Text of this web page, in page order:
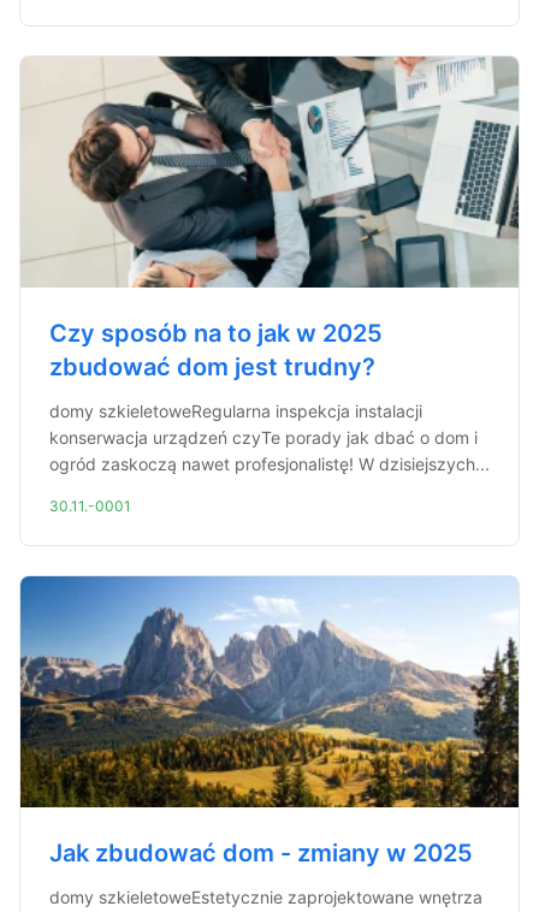
Czy sposób na to jak w 2025
zbudować dom jest trudny?
domy szkieletoweRegularna inspekcja instalacji
konserwacja urządzeń czyTe porady jak dbać o dom i
ogród zaskoczą nawet profesjonalistę! W dzisiejszych...
30.11.-0001
Jak zbudować dom - zmiany w 2025
domy szkieletoweEstetycznie zaprojektowane wnętrza